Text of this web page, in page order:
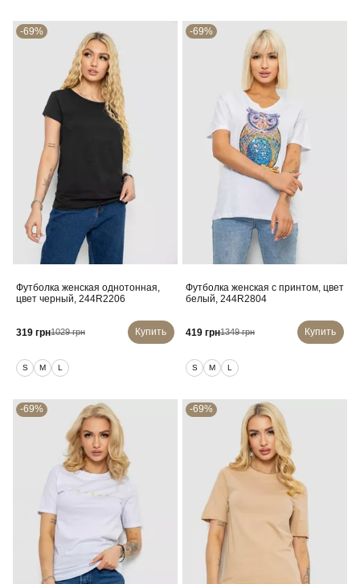
-69%
Футболка женская однотонная,
цвет черный, 244R2206
319 грн1029 грн Купить
S M L
-69%
Футболка женская с принтом, цвет
белый, 244R2804
419 грн1349 грн Купить
S M L
-69% -69%